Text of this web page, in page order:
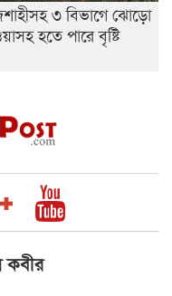
৩ বিভাগে ঝোড়ো
হতে পারে বৃষ্টি
কবীর